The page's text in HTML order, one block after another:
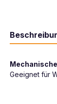
Geeignet für